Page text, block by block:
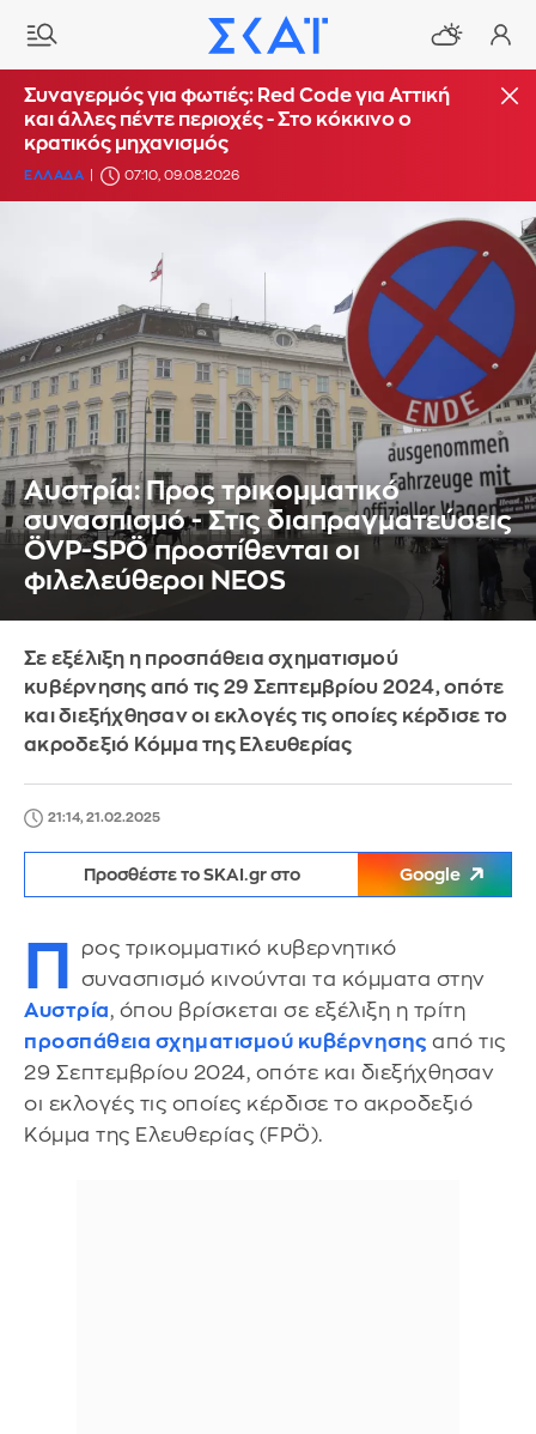
Συναγερμός για φωτιές: Red Code για Αττική
και άλλες πέντε περιοχές - Στο κόκκινο ο
κρατικός μηχανισμός
ΕΛΛΑΔΑ 07:10, 09.08.2026
Αυστρία: Προς τρικομματικό
συνασπισμό - Στις διαπραγματεύσεις
ÖVP-SPÖ προστίθενται οι
φιλελεύθεροι NEOS
Σε εξέλιξη η προσπάθεια σχηματισμού
κυβέρνησης από τις 29 Σεπτεμβρίου 2024, οπότε
και διεξήχθησαν οι εκλογές τις οποίες κέρδισε το
ακροδεξιό Κόμμα της Ελευθερίας
21:14, 21.02.2025
Προσθέστε το SKAI.gr στο Google
Π
ρος τρικομματικό κυβερνητικό
συνασπισμό κινούνται τα κόμματα στην
Αυστρία, όπου βρίσκεται σε εξέλιξη η τρίτη
προσπάθεια σχηματισμού κυβέρνησης από τις
29 Σεπτεμβρίου 2024, οπότε και διεξήχθησαν
οι εκλογές τις οποίες κέρδισε το ακροδεξιό
Κόμμα της Ελευθερίας (FPÖ).